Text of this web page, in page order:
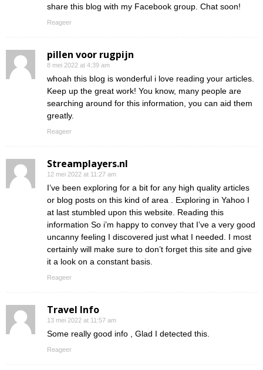
share this blog with my Facebook group. Chat soon!
Reageer
pillen voor rugpijn
8 mei 2022 at 4:39 am
whoah this blog is wonderful i love reading your articles.
Keep up the great work! You know, many people are
searching around for this information, you can aid them
greatly.
Reageer
Streamplayers.nl
12 mei 2022 at 11:27 am
I’ve been exploring for a bit for any high quality articles
or blog posts on this kind of area . Exploring in Yahoo I
at last stumbled upon this website. Reading this
information So i’m happy to convey that I’ve a very good
uncanny feeling I discovered just what I needed. I most
certainly will make sure to don’t forget this site and give
it a look on a constant basis.
Reageer
Travel Info
13 mei 2022 at 11:57 am
Some really good info , Glad I detected this.
Reageer